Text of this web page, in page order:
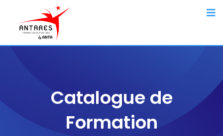
Catalogue de
Formation